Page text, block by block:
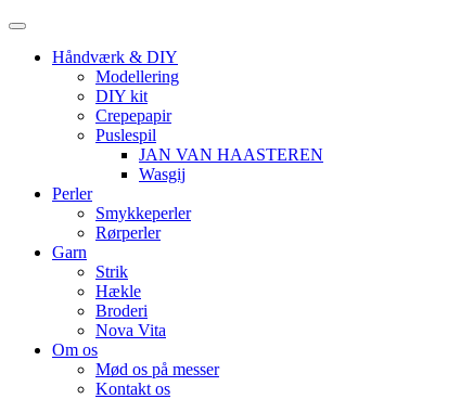
Menu
Håndværk & DIY
Modellering
DIY kit
Crepepapir
Puslespil
JAN VAN HAASTEREN
Wasgij
Perler
Smykkeperler
Rørperler
Garn
Strik
Hækle
Broderi
Nova Vita
Om os
Mød os på messer
Kontakt os